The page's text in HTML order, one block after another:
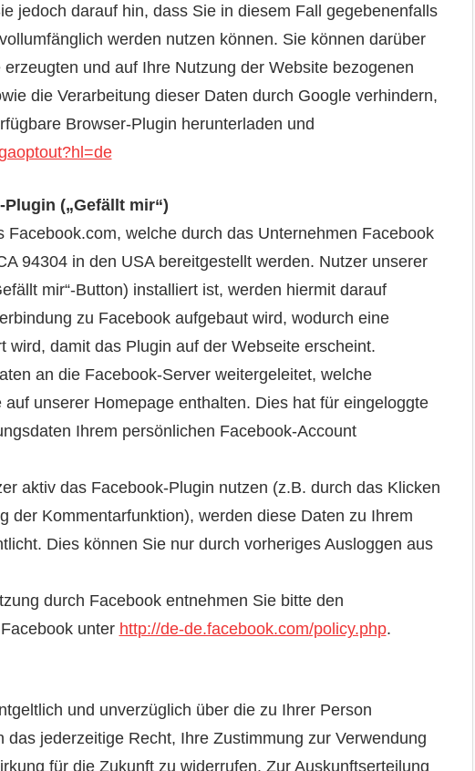
jedoch darauf hin, dass Sie in diesem Fall gegebenenfalls
werden nutzen können. Sie können darüber
und auf Ihre Nutzung der Website bezogenen
die Verarbeitung dieser Daten durch Google verhindern,
Browser-Plugin herunterladen und
(„Gefällt mir“)
welche durch das Unternehmen Facebook
94304 in den USA bereitgestellt werden. Nutzer unserer
mir“-Button) installiert ist, werden hiermit darauf
zu Facebook aufgebaut wird, wodurch eine
wird, damit das Plugin auf der Webseite erscheint.
an die Facebook-Server weitergeleitet, welche
unserer Homepage enthalten. Dies hat für eingeloggte
Ihrem persönlichen Facebook-Account
aktiv das Facebook-Plugin nutzen (z.B. durch das Klicken
der Kommentarfunktion), werden diese Daten zu Ihrem
Dies können Sie nur durch vorheriges Ausloggen aus
durch Facebook entnehmen Sie bitte den
unter http://de-de.facebook.com/policy.php.
und unverzüglich über die zu Ihrer Person
jederzeitige Recht, Ihre Zustimmung zur Verwendung
für die Zukunft zu widerrufen. Zur Auskunftserteilung